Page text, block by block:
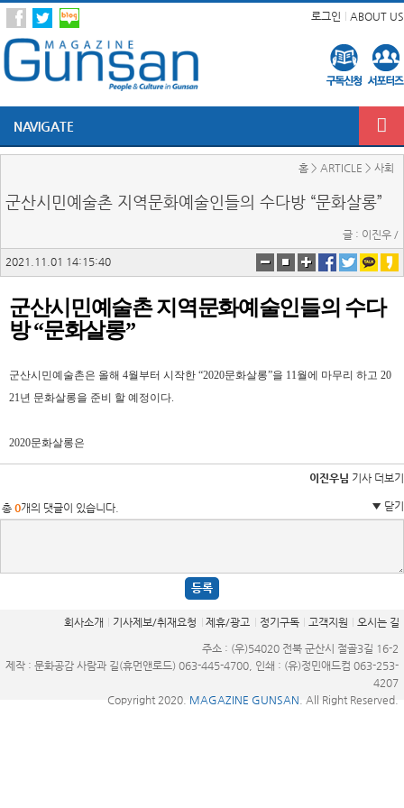
로그인 ABOUT US
NAVIGATE
홈 > ARTICLE > 사회
군산시민예술촌 지역문화예술인들의 수다방 “문화살롱”
글 : 이진우 /
2021.11.01 14:15:40
군산시민예술촌 지역문화예술인들의 수다
방“문화살롱”
군산시민예술촌은 올해 4월부터 시작한 “2020문화살롱”을 11월에 마무리 하고 20
21년 문화살롱을 준비 할 예정이다.
2020문화살롱은
이진우님 기사 더보기
총 0개의 댓글이 있습니다. ▼ 닫기
등록
회사소개 기사제보/취재요청 제휴/광고 정기구독 고객지원 오시는 길
주소 : (우)54020 전북 군산시 절골3길 16-2
제작 : 문화공감 사람과 길(휴먼앤로드) 063-445-4700, 인쇄 : (유)정민애드컴 063-253-
4207
Copyright 2020. MAGAZINE GUNSAN . All Right Reserved.